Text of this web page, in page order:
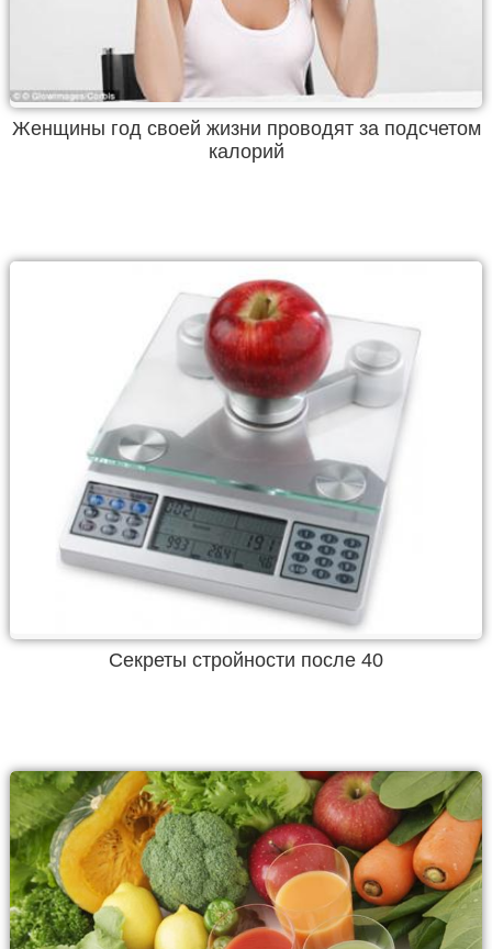
Женщины год своей жизни проводят за подсчетом
калорий
Секреты стройности после 40